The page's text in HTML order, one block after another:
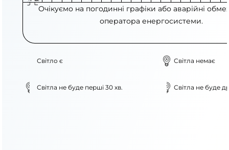
Очікуємо на погодинні графіки або аварійні
оператора енергосистеми.
Світло є Світла немає
Світла не буде перші 30 хв. Світла не буде